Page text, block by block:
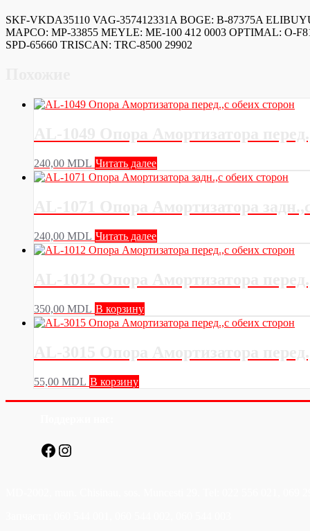
SKF-VKDA35110 VAG-357412331A BOGE: B-87375A
MAPCO: MP-33855 MEYLE: ME-100 412 0003 OPTIMAL: O-
SPD-65660 TRISCAN: TRC-8500 29902
240,00 MDL Читать далее
240,00 MDL Читать далее
350,00 MDL В корзину
55,00 MDL В корзину
Facebook Instagram